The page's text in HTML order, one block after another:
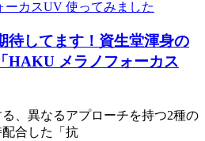
待してます！資生堂渾身の
HAKU メラノフォーカス
、異なるアプローチを持つ2種の
合した「抗